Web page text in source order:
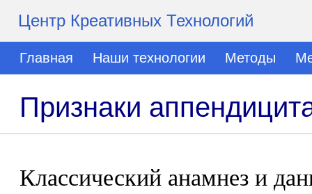
Центр Креативных Технологий
Главная Наши технологии Методы
Признаки
Классический анамнез и